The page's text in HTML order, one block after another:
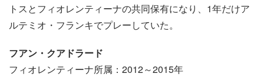
トスとフィオレンティーナの共同保有になり、1年だけア
ルテミオ・フランキでプレーしていた。
フアン・クアドラード
フィオレンティーナ所属：2012～2015年